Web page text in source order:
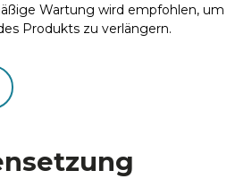
Wartung wird empfohlen, um
Produkts zu verlängern.